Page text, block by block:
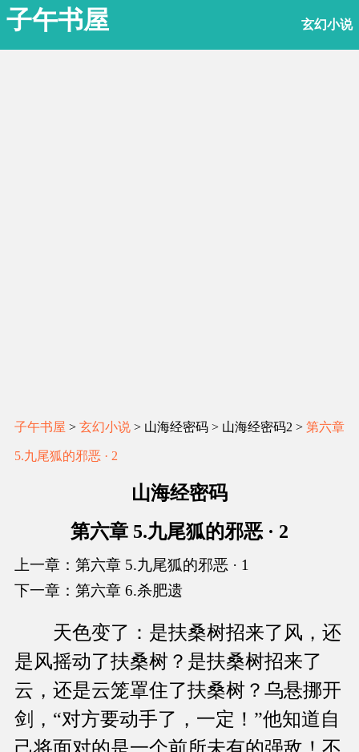
子午书屋 玄幻小说
子午书屋 > 玄幻小说 > 山海经密码 > 山海经密码2 > 第六章
5.九尾狐的邪恶 · 2
山海经密码
第六章 5.九尾狐的邪恶 · 2
上一章：第六章 5.九尾狐的邪恶 · 1
下一章：第六章 6.杀肥遗
天色变了：是扶桑树招来了风，还
是风摇动了扶桑树？是扶桑树招来了
云，还是云笼罩住了扶桑树？乌悬挪开
剑，“对方要动手了，一定！”他知道自